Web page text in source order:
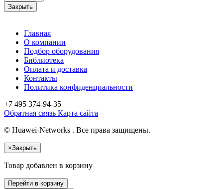
Закрыть
Главная
О компании
Подбор оборудования
Библиотека
Оплата и доставка
Контакты
Политика конфиденциальности
+7 495 374-94-35
Обратная связь Карта сайта
© Huawei-Networks . Все права защищены.
×Закрыть
Товар добавлен в корзину
Перейти в корзину